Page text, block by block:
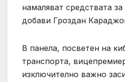
намаляват средствата за
добави Гроздан
В панела, посветен на
транспорта,
изключително важно